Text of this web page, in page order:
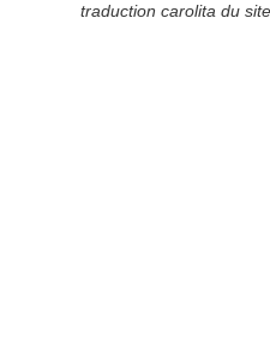
traduction carolita du